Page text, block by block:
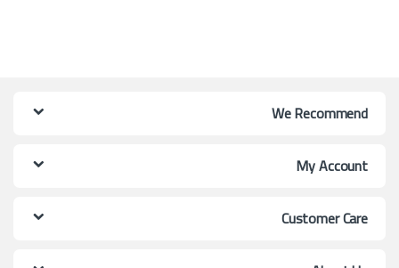
We Recommend
My Account
Customer Care